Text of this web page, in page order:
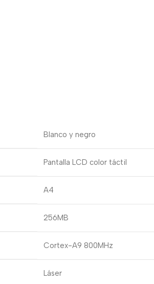
Blanco y negro
Pantalla LCD color táctil
A4
256MB
Cortex-A9 800MHz
Láser